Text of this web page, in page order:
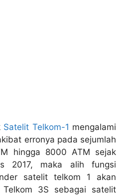
Satelit Telkom-1 mengalami
erronya pada sejumlah
hingga 8000 ATM sejak
2017, maka alih fungsi
satelit telkom 1 akan
3S sebagai satelit